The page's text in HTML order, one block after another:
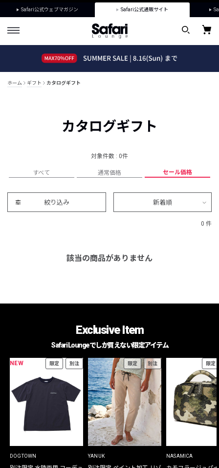
Safari公式ウェブマガジン Safari公式通販サイト
ホーム ギフト カタログギフト
カタログギフト
対象件数 : 0件
すべて 通常価格 セール価格
絞り込み 新着順
0 件
該当の商品がありません
Exclusive Item
Safari Loungeでしか買えない限定アイテム
NEW 限定 別注
DOGTOWN
限定 別注
YANUK
限定
NASAMICA